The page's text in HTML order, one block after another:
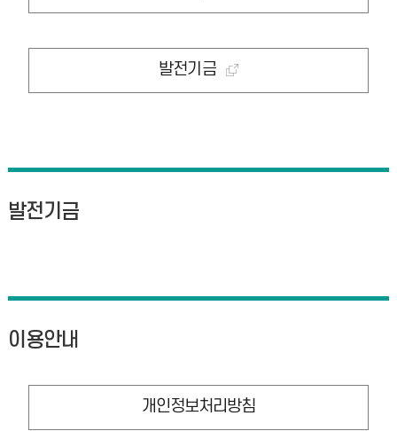
발전기금
발전기금
이용안내
개인정보처리방침